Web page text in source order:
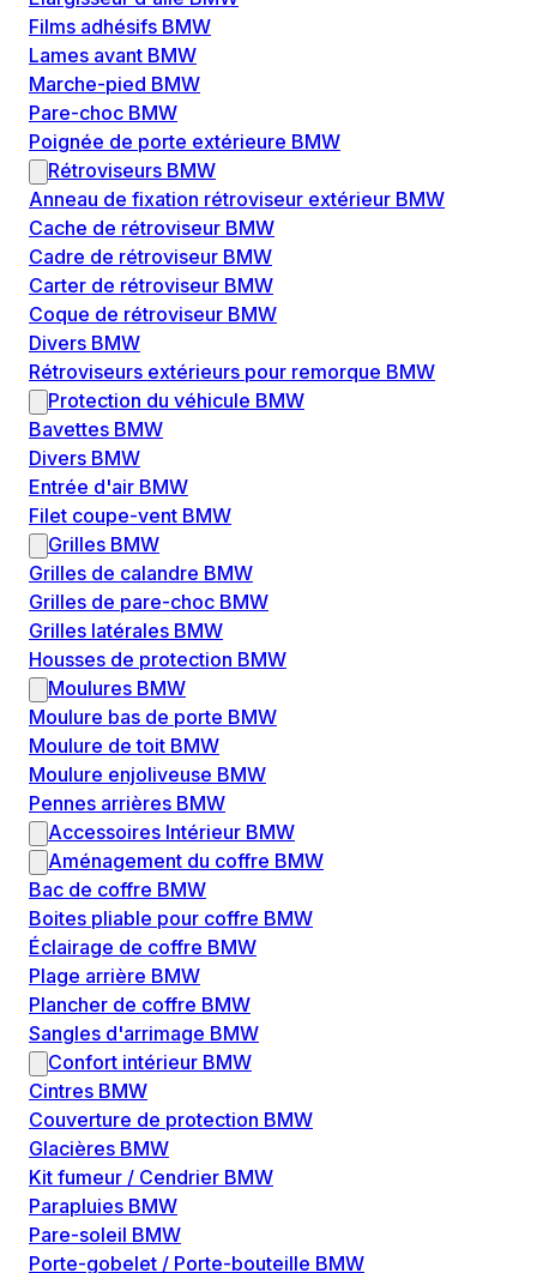
Films adhésifs BMW
Lames avant BMW
Marche-pied BMW
Pare-choc BMW
Poignée de porte extérieure BMW
Rétroviseurs BMW
Anneau de fixation rétroviseur extérieur BMW
Cache de rétroviseur BMW
Cadre de rétroviseur BMW
Carter de rétroviseur BMW
Coque de rétroviseur BMW
Divers BMW
Rétroviseurs extérieurs pour remorque BMW
Protection du véhicule BMW
Bavettes BMW
Divers BMW
Entrée d'air BMW
Filet coupe-vent BMW
Grilles BMW
Grilles de calandre BMW
Grilles de pare-choc BMW
Grilles latérales BMW
Housses de protection BMW
Moulures BMW
Moulure bas de porte BMW
Moulure de toit BMW
Moulure enjoliveuse BMW
Pennes arrières BMW
Accessoires Intérieur BMW
Aménagement du coffre BMW
Bac de coffre BMW
Boites pliable pour coffre BMW
Éclairage de coffre BMW
Plage arrière BMW
Plancher de coffre BMW
Sangles d'arrimage BMW
Confort intérieur BMW
Cintres BMW
Couverture de protection BMW
Glacières BMW
Kit fumeur / Cendrier BMW
Parapluies BMW
Pare-soleil BMW
Porte-gobelet / Porte-bouteille BMW